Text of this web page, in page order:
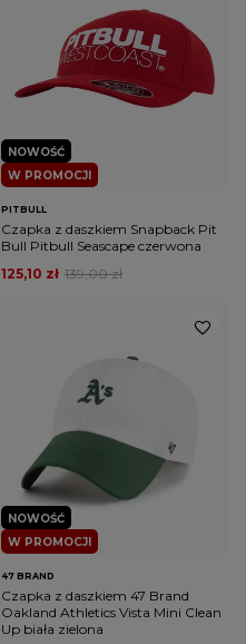
W PROMOCJI
NOWOŚĆ
PITBULL
Czapka z daszkiem Snapback Pit
Bull Pitbull Seascape czerwona
139,00 zł
125,10 zł
W PROMOCJI
NOWOŚĆ
47 BRAND
Czapka z daszkiem 47 Brand
Oakland Athletics Vista Mini Clean
Up biała zielona